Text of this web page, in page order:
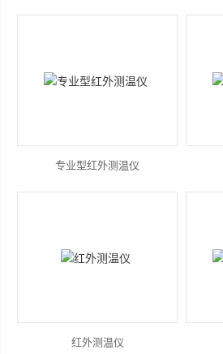
专业型红外测温仪
红外测温仪